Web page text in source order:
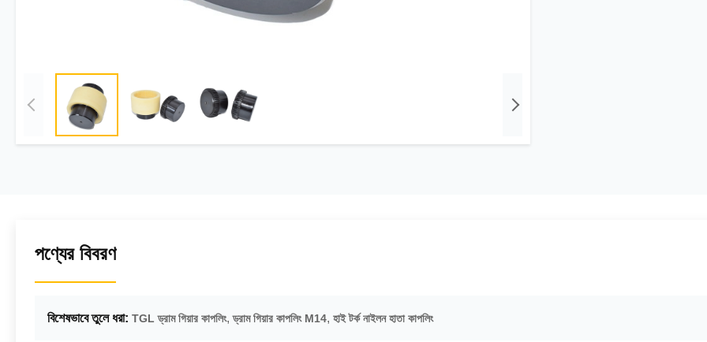
পণ্যের বিবরণ
বিশেষভাবে তুলে ধরা: TGL ড্রাম গিয়ার কাপলিং,ড্রাম গিয়ার কাপলিং M14, হাই টর্ক নাইলন হাতা কাপলিং